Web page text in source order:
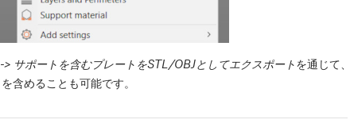
> サポートを含むプレートをSTL/OBJとしてエクスポートを通じて、
含めることも可能です。